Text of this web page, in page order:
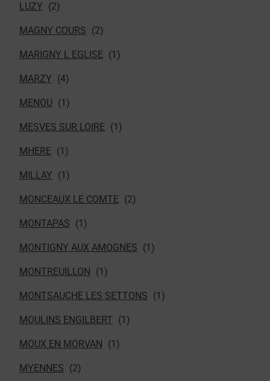
LUZY
MAGNY COURS
MARIGNY L EGLISE
MARZY
MENOU
MESVES SUR LOIRE
MHERE
MILLAY
MONCEAUX LE COMTE
MONTAPAS
MONTIGNY AUX AMOGNES
MONTREUILLON
MONTSAUCHE LES SETTONS
MOULINS ENGILBERT
MOUX EN MORVAN
MYENNES